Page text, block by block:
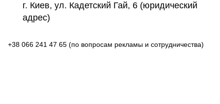
г. Киев, ул. Кадетский Гай, 6 (юридический
адрес)
+38 066 241 47 65 (по вопросам рекламы и сотрудничества)